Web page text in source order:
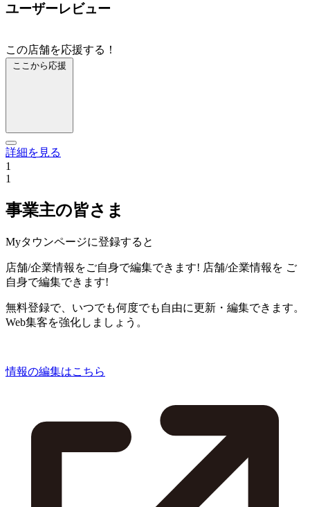
ユーザーレビュー
この店舗を応援する！
ここから応援
詳細を見る
1
1
事業主の皆さま
Myタウンページに登録すると
店舗/企業情報をご自身で編集できます! 店舗/企業情報を ご
自身で編集できます!
無料登録で、いつでも何度でも自由に更新・編集できます。
Web集客を強化しましょう。
情報の編集はこちら